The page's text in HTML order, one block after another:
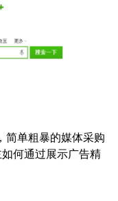
简单粗暴的媒体采购
如何通过展示广告精